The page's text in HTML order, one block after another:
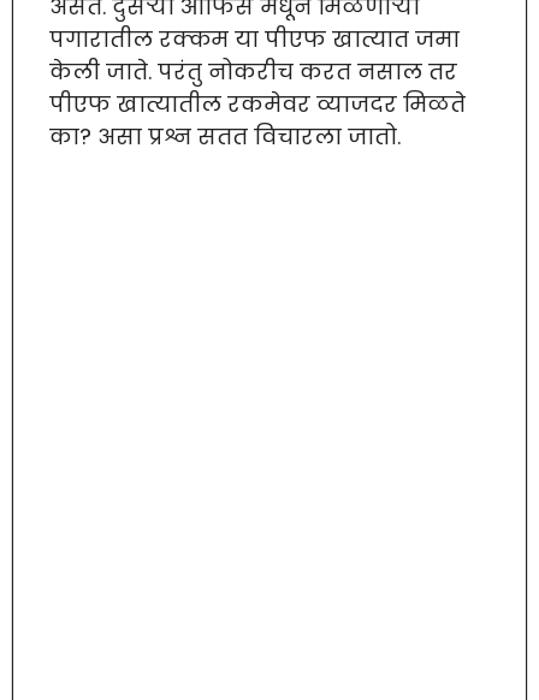
असते. दुसऱ्या ऑफिस मधून मिळणाऱ्या
पगारातील रक्कम या पीएफ खात्यात जमा
केली जाते. परंतु नोकरीच करत नसाल तर
पीएफ खात्यातील रकमेवर व्याजदर मिळते
का? असा प्रश्न सतत विचारला जातो.